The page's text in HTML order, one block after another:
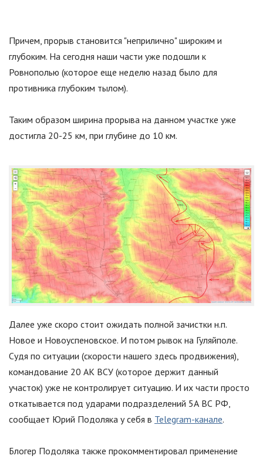
Причем, прорыв становится "неприлично"широким и
глубоким. На сегодня наши части уже подошли к
Ровнополью (которое еще неделю назад было для
противника глубоким тылом).
Таким образом ширина прорыва на данном участке уже
достигла 20-25 км, при глубине до 10 км.
Далее уже скоро стоит ожидать полной зачистки н.п.
Новое и Новоуспеновское. И потом рывок на Гуляйполе.
Судя по ситуации (скорости нашего здесь продвижения),
командование 20 АК ВСУ (которое держит данный
участок) уже не контролирует ситуацию. И их части просто
откатывается под ударами подразделений 5А ВС РФ,
сообщает Юрий Подоляка у себя в Telegram-канале.
Блогер Подоляка также прокомментировал применение